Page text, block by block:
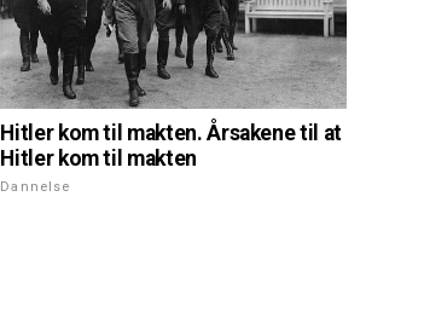
Hitler kom til makten. Årsakene til at
Hitler kom til makten
Dannelse